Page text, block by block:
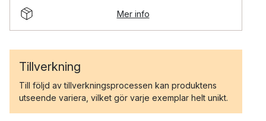
Mer info
Tillverkning
Till följd av tillverkningsprocessen kan produktens
utseende variera, vilket gör varje exemplar helt unikt.